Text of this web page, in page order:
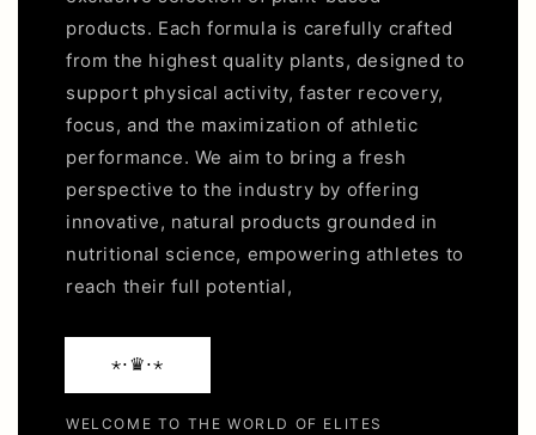
products. Each formula is carefully crafted
from the highest quality plants, designed to
support physical activity, faster recovery,
focus, and the maximization of athletic
performance. We aim to bring a fresh
perspective to the industry by offering
innovative, natural products grounded in
nutritional science, empowering athletes to
reach their full potential,
⋆⋅♛⋅⋆
WELCOME TO THE WORLD OF ELITES